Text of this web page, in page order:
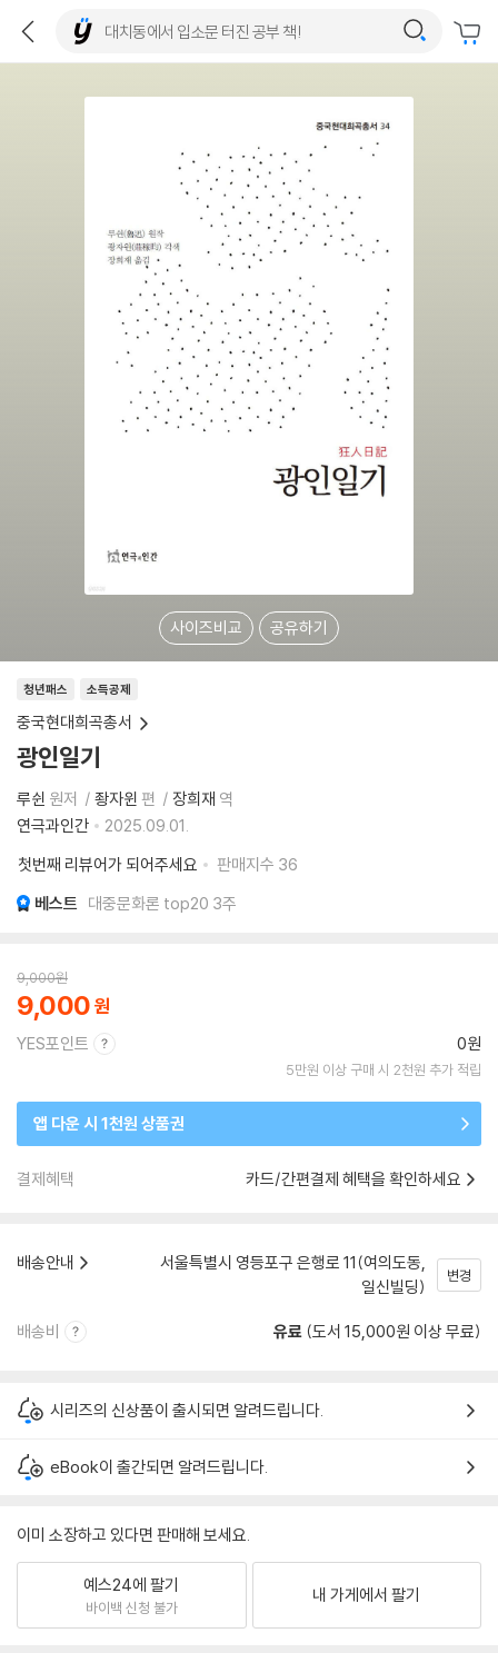
사이즈비교 공유하기
소득공제
청년패스
중국현대희곡총서
광인일기
루쉰 원저 좡자윈 편 장희재 역
연극과인간
2025.09.01.
첫번째 리뷰어가 되어주세요
판매지수 36
베스트 대중문화론 top20 3주
9,000원
9,000
YES포인트 0원
5만원 이상 구매 시 2천원 추가 적립
앱 다운 시 1천원 상품권
결제혜택 카드/간편결제 혜택을 확인하세요
배송안내
서울특별시 영등포구 은행로 11(여의도동,
일신빌딩)
변경
배송비 유료 (도서 15,000원 이상 무료)
시리즈의 신상품이 출시되면 알려드립니다.
eBook이 출간되면 알려드립니다.
이미 소장하고 있다면 판매해 보세요.
예스24에 팔기
바이백 신청 불가
내 가게에서 팔기